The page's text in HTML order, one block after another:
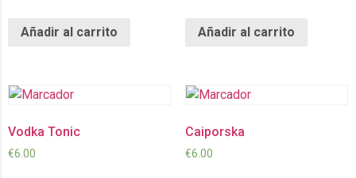
Añadir al carrito Añadir al carrito
Vodka Tonic
€6.00
Caiporska
€6.00